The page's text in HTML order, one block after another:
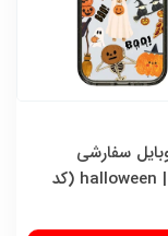
سفارشی
شفاف | halloween (کد